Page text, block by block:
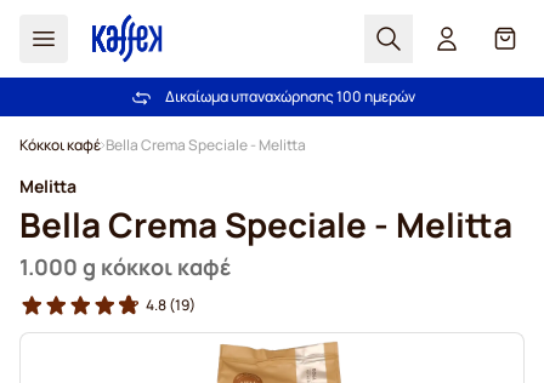
Αναζήτηση
Δωρεάν αποστολή άνω των 49,00€
Δικαίωμα υπαναχώρησης 100 ημερών
Κόκκοι καφέ Bella Crema Speciale - Melitta
Melitta
Bella Crema Speciale - Melitta
1.000 g κόκκοι καφέ
4.8(19)